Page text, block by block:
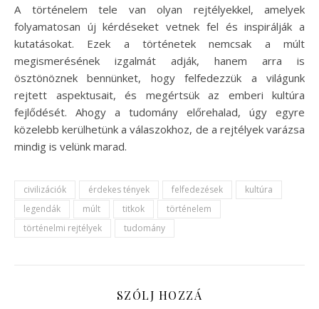
A történelem tele van olyan rejtélyekkel, amelyek
folyamatosan új kérdéseket vetnek fel és inspirálják a
kutatásokat. Ezek a történetek nemcsak a múlt
megismerésének izgalmát adják, hanem arra is
ösztönöznek bennünket, hogy felfedezzük a világunk
rejtett aspektusait, és megértsük az emberi kultúra
fejlődését. Ahogy a tudomány előrehalad, úgy egyre
közelebb kerülhetünk a válaszokhoz, de a rejtélyek varázsa
mindig is velünk marad.
civilizációk érdekes tények felfedezések
kultúra
legendák
múlt titkok
történelem
történelmi rejtélyek
tudomány
SZÓLJ HOZZÁ